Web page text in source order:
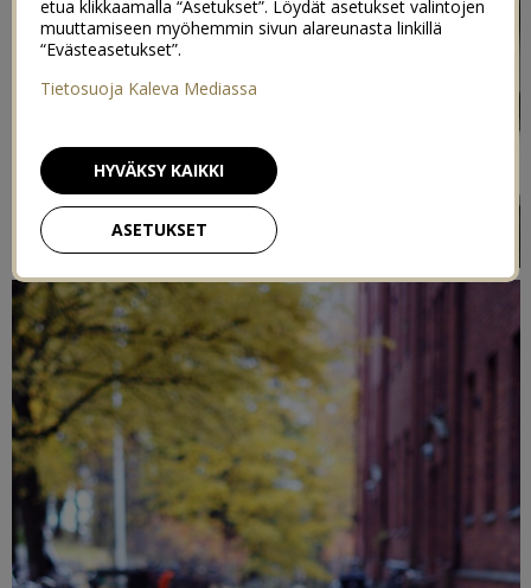
etua klikkaamalla “Asetukset”. Löydät asetukset valintojen
muuttamiseen myöhemmin sivun alareunasta linkillä
“Evästeasetukset”.
Tietosuoja Kaleva Mediassa
ASETUKSET
HYVÄKSY KAIKKI